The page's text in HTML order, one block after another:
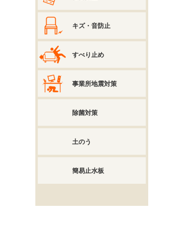
キズ・音防止
すべり止め
事業所地震対策
除菌対策
土のう
簡易止水板